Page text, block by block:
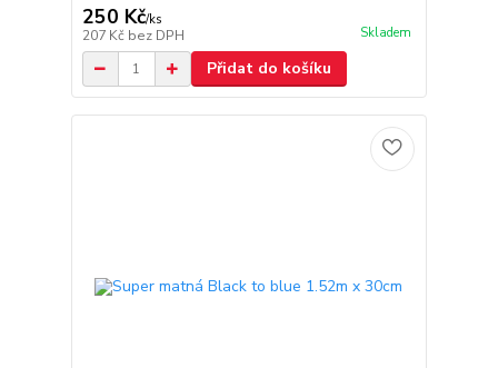
250 Kč/ks
207 Kč bez DPH Skladem
Přidat do košíku